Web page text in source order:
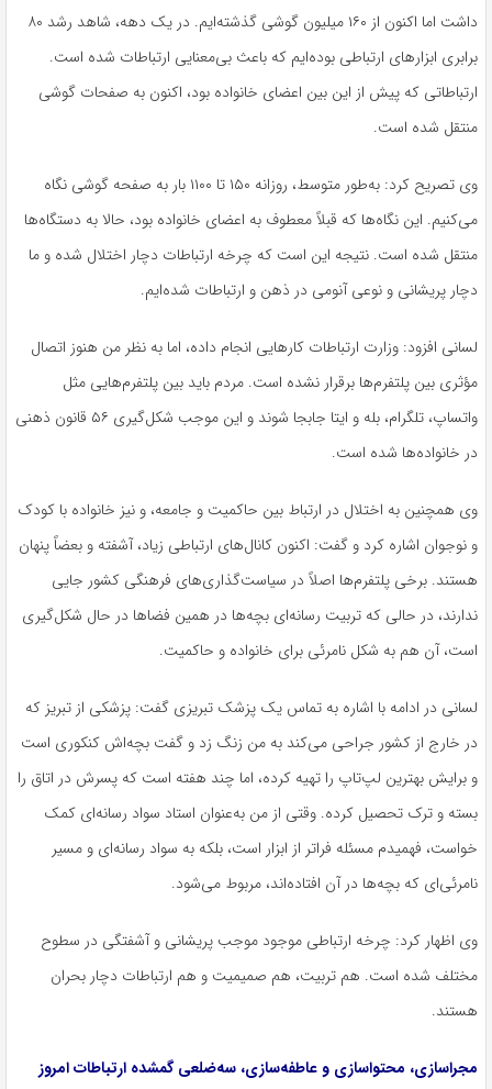
داشت اما اکنون از ۱۶۰ میلیون گوشی گذشته‌ایم. در یک دهه، شاهد رشد ۸۰
برابری ابزارهای ارتباطی بوده‌ایم که باعث بی‌معنایی ارتباطات شده است.
ارتباطاتی که پیش از این بین اعضای خانواده بود، اکنون به صفحات گوشی
منتقل شده است.
وی تصریح کرد: به‌طور متوسط، روزانه ۱۵۰ تا ۱۱۰۰ بار به صفحه گوشی نگاه
می‌کنیم. این نگاه‌ها که قبلاً معطوف به اعضای خانواده بود، حالا به دستگاه‌ها
منتقل شده است. نتیجه این است که چرخه ارتباطات دچار اختلال شده و ما
دچار پریشانی و نوعیآنومی در ذهن و ارتباطات شده‌ایم.
لسانی افزود: وزارت ارتباطات کارهایی انجام داده، اما به نظر من هنوز اتصال
مؤثری بین پلتفرم‌ها برقرار نشده است. مردم باید بین پلتفرم‌هایی مثل
واتساپ، تلگرام، بله و ایتا
جابجا شوند و این موجب شکل‌گیری ۵۶ قانون ذهنی
در خانواده‌ها شده است.
وی همچنین به اختلال در ارتباط بین حاکمیت و جامعه، و نیز خانواده با کودک
و نوجوان اشاره کرد و گفت: اکنون کانال‌های ارتباطی زیاد، آشفته و بعضاً پنهان
هستند. برخی پلتفرم‌ها اصلاً در سیاست‌گذاری‌های فرهنگی کشور جایی
ندارند، در حالی که تربیت رسانه‌ای بچه‌ها در همین فضاها در حال شکل‌گیری
است، آن هم به شکل نامرئی برای خانواده و حاکمیت.
لسانی در ادامه با اشاره به تماس یک پزشک تبریزی گفت: پزشکی از تبریز که
در خارج از کشور جراحی می‌کند به من زنگ زد و گفت بچه‌اش کنکوری است
و برایش بهترین لپ‌تاپ را تهیه کرده، اما چند هفته است که پسرش در اتاق را
بسته و ترک تحصیل کرده. وقتی از من به‌عنوان استاد سواد رسانه‌ای کمک
خواست، فهمیدم مسئله فراتر از ابزار است، بلکه به سواد رسانه‌ای و مسیر
نامرئی‌ای که بچه‌ها در آن افتاده‌اند، مربوط می‌شود.
وی اظهار کرد: چرخه ارتباطی موجود موجب پریشانی و آشفتگی در سطوح
مختلف شده است. هم تربیت، هم صمیمیت و هم ارتباطات دچار بحران
هستند.
مجراسازی، محتواسازی و عاطفه‌سازی، سه‌ضلعی گمشده ارتباطات امروز